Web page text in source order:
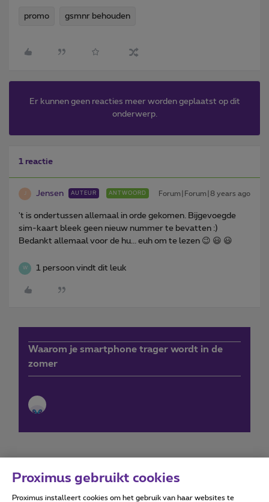
promo gsmnr behouden
Er kunnen geen reacties meer worden geplaatst op dit
onderwerp.
1 reactie
J Jensen AUTEUR ANTWOORD Forum|Forum|8 years ago
't is ondertussen allemaal in orde gekomen. Bijgevoegde
sim-kaart bleek geen nieuw nummer te bevatten :)
Bedankt allemaal voor de hu... euh om te lezen 😉 😃 😃
W 1 persoon vindt dit leuk
Waarom je smartphone trager wordt in de
zomer
Proximus gebruikt cookies
Proximus installeert cookies om het gebruik van haar websites te